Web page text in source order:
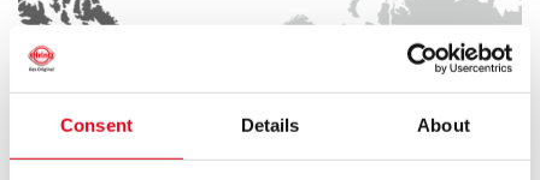
Consent Details About